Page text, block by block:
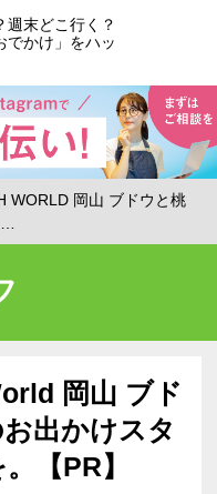
週末どこ行く？
でかけ」をハッ
WORLD 岡山 ブドウと桃
岡山 ブド
出かけスタ
【PR】